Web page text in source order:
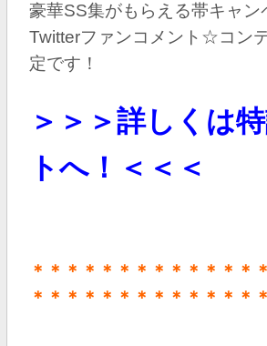
豪華SS集がもらえる帯キャン
Twitterファンコメント☆コン
定です！
＞＞＞詳しくは
トへ！＜＜＜
＊＊＊＊＊＊＊＊＊＊＊＊＊
＊＊＊＊＊＊＊＊＊＊＊＊＊＊